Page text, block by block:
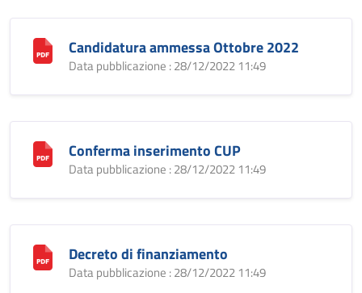
Candidatura ammessa Ottobre 2022
Data pubblicazione : 28/12/2022 11:49
Conferma inserimento CUP
Data pubblicazione : 28/12/2022 11:49
Decreto di finanziamento
Data pubblicazione : 28/12/2022 11:49